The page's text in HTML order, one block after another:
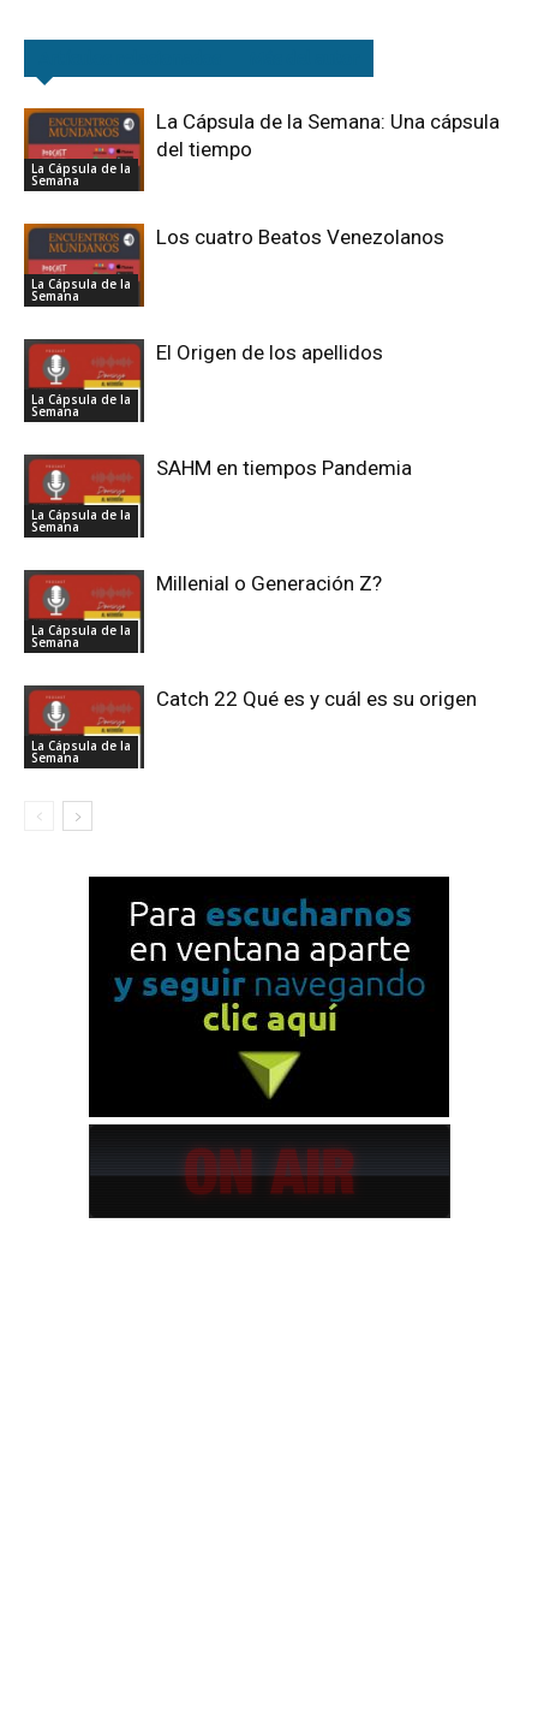
La Cápsula de la
Semana
La Cápsula de la Semana: Una cápsula
del tiempo
La Cápsula de la
Semana
Los cuatro Beatos Venezolanos
La Cápsula de la
Semana
El Origen de los apellidos
La Cápsula de la
Semana
SAHM en tiempos Pandemia
La Cápsula de la
Semana
Millenial o Generación Z?
La Cápsula de la
Semana
Catch 22 Qué es y cuál es su origen